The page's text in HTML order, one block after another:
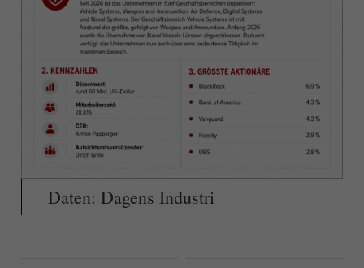
Daten: Dagens Industri